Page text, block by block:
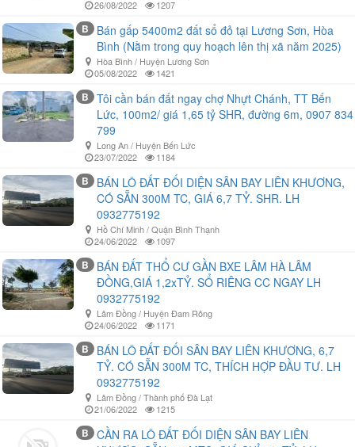
26/08/2022
1207
B
Bán gấp 5400m2 đất sổ đỏ tại Lương Sơn, Hòa
Bình (Nằm trong quy hoạch lên thị xã năm 2025)
Hòa Bình / Huyện Lương Sơn
05/08/2022
1421
B
Tôi cần bán đất ngay chợ Nhựt Chánh, TT Bến
Lức, 100m2/ giá 1,65 tỷ SHR, đường 6m, 0907 834
799
Long An / Huyện Bến Lức
23/07/2022
1184
B
BÁN LÔ ĐẤT ĐỐI DIỆN SÂN BAY LIÊN KHƯƠNG,
CÓ SẴN 300M TC, GIÁ 6,7 TỶ. SHR. LH
0932775192
Hồ Chí Minh / Quận Bình Thạnh
24/06/2022
1097
B
BÁN ĐẤT THỔ CƯ GẦN BXE LÂM HÀ LÂM
ĐỒNG,GIÁ 1,2xTỶ. SỔ RIÊNG CC NGAY LH
0932775192
Lâm Đồng / Huyện Đam Rông
24/06/2022
1171
B
BÁN LÔ ĐẤT ĐỐI SÂN BAY LIÊN KHƯƠNG, 6,7
TỶ. CÓ SẴN 300M TC, THÍCH HỢP ĐẦU TƯ. LH
0932775192
Lâm Đồng / Thành phố Đà Lạt
21/06/2022
1215
B
CẦN RA LÔ ĐẤT ĐỐI DIỆN SÂN BAY LIÊN